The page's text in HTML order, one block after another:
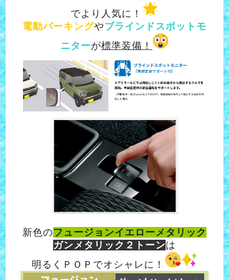
でより人気に！
電動パーキングやブラインドスポットモ
ニターが標準装備！
新色のフュージョンイエローメタリック
ガンメタリック２トーンは
明るくＰＯＰでオシャレに！